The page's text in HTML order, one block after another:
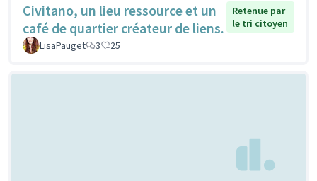
Civitano, un lieu ressource et un
café de quartier créateur de liens.
Retenue par
le tri citoyen
LisaPauget
3 25